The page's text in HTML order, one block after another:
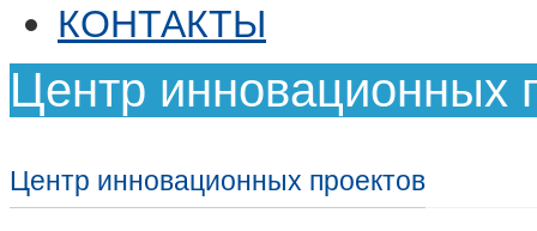
КОНТАКТЫ
Центр инновационных
Центр инновационных проектов